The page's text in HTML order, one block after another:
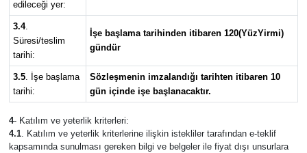
edileceği yer:
3.4.
Süresi/teslim
tarihi:
İşe başlama tarihinden itibaren 120(YüzYirmi)
gündür
3.5. İşe başlama
tarihi:
Sözleşmenin imzalandığı tarihten itibaren 10
gün içinde işe başlanacaktır.
4- Katılım ve yeterlik kriterleri:
4.1. Katılım ve yeterlik kriterlerine ilişkin istekliler tarafından e-teklif
kapsamında sunulması gereken bilgi ve belgeler ile fiyat dışı unsurlara